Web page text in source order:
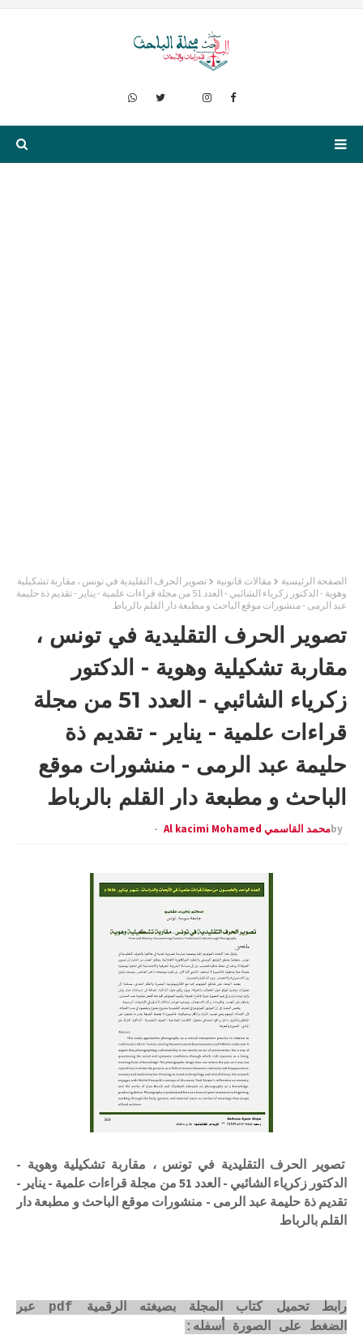
الصفحة الرئيسية مقالات قانونية
تصوير الحرف التقليدية في تونس ، مقاربة تشكيلية
وهوية - الدكتور زكرياء الشائبي - العدد 51 من مجلة قراءات علمية - يناير - تقديم ذة حليمة
عبد الرمى - منشورات موقع الباحث و مطبعة دار القلم بالرباط
تصوير الحرف التقليدية في تونس ،
مقاربة تشكيلية وهوية - الدكتور
زكرياء الشائبي - العدد 51 من مجلة
قراءات علمية - يناير - تقديم ذة
حليمة عبد الرمى - منشورات موقع
الباحث و مطبعة دار القلم بالرباط
byمحمد القاسمي Al kacimi Mohamed
تصوير الحرف التقليدية في تونس ، مقاربة تشكيلية وهوية -
الدكتور زكرياء الشائبي - العدد 51 من مجلة قراءات علمية - يناير -
تقديم ذة حليمة عبد الرمى - منشورات موقع الباحث و مطبعة دار
القلم بالرباط
رابط تحميل كتاب المجلة بصيغته الرقمية pdf عبر
الضغط على الصورة أسفله: